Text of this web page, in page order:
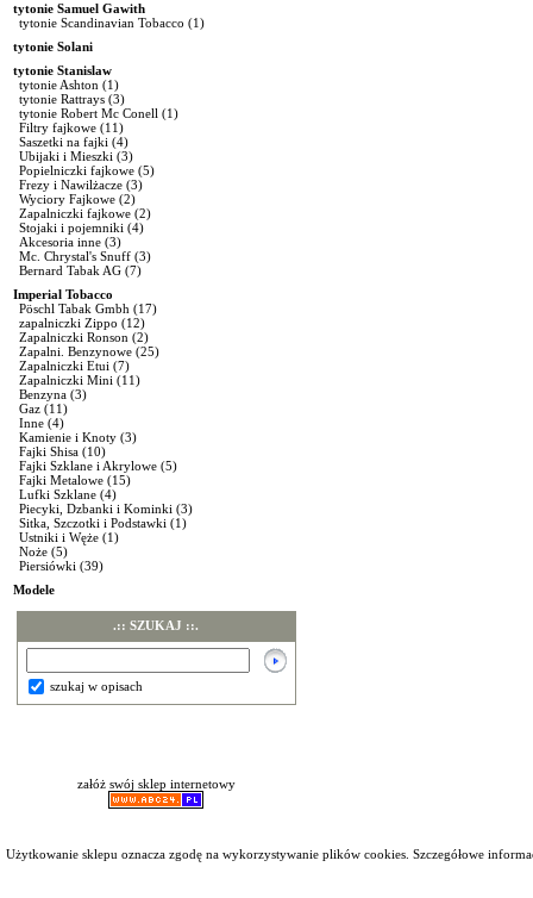
tytonie Samuel Gawith
tytonie Scandinavian Tobacco (1)
tytonie Solani
tytonie Stanislaw
tytonie Ashton (1)
tytonie Rattrays (3)
tytonie Robert Mc Conell (1)
Filtry fajkowe (11)
Saszetki na fajki (4)
Ubijaki i Mieszki (3)
Popielniczki fajkowe (5)
Frezy i Nawilżacze (3)
Wyciory Fajkowe (2)
Zapalniczki fajkowe (2)
Stojaki i pojemniki (4)
Akcesoria inne (3)
Mc. Chrystal's Snuff (3)
Bernard Tabak AG (7)
Imperial Tobacco
Pöschl Tabak Gmbh (17)
zapalniczki Zippo (12)
Zapalniczki Ronson (2)
Zapalni. Benzynowe (25)
Zapalniczki Etui (7)
Zapalniczki Mini (11)
Benzyna (3)
Gaz (11)
Inne (4)
Kamienie i Knoty (3)
Fajki Shisa (10)
Fajki Szklane i Akrylowe (5)
Fajki Metalowe (15)
Lufki Szklane (4)
Piecyki, Dzbanki i Kominki (3)
Sitka, Szczotki i Podstawki (1)
Ustniki i Węże (1)
Noże (5)
Piersiówki (39)
Modele
.:: SZUKAJ ::.
szukaj w opisach
załóż swój sklep internetowy
Użytkowanie sklepu oznacza zgodę na wykorzystywanie plików cookies. Szczegółowe